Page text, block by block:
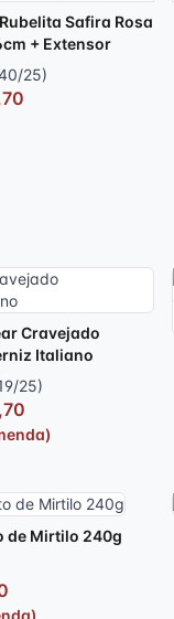
Safira Rosa
+ Extensor
25)
Cravejado
Italiano
25)
de Mirtilo 240g